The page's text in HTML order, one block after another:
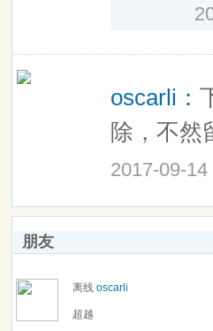
oscarli：
除，不然
2017-09-14
朋友
离线 oscarli
超越